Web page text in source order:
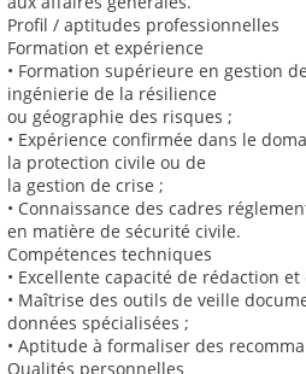
Profil / aptitudes professionnelles
Formation et expérience
• Formation supérieure en gestion
ingénierie de la résilience
ou géographie des risques ;
• Expérience confirmée dans le
la protection civile ou de
la gestion de crise ;
• Connaissance des cadres
en matière de sécurité civile.
Compétences techniques
• Excellente capacité de rédaction
• Maîtrise des outils de veille
données spécialisées ;
• Aptitude à formaliser des
Qualités personnelles